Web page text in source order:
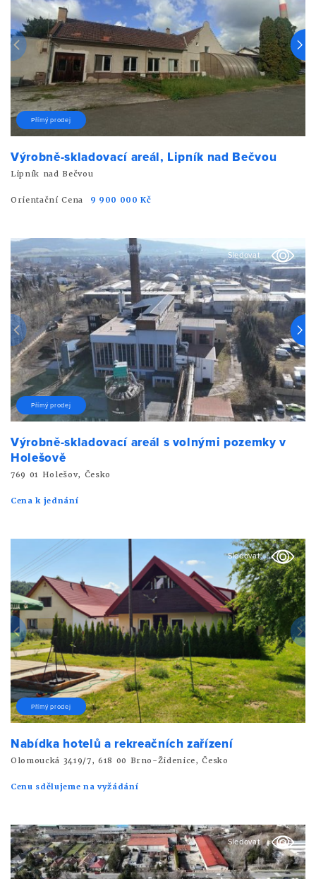
Přímý prodej
Výrobně-skladovací areál, Lipník nad Bečvou
Lipník nad Bečvou
Orientační Cena 9 900 000 Kč
Sledovat
Přímý prodej
Výrobně-skladovací areál s volnými pozemky v
Holešově
769 01 Holešov, Česko
Cena k jednání
Sledovat
Přímý prodej
Nabídka hotelů a rekreačních zařízení
Olomoucká 3419/7, 618 00 Brno-Židenice, Česko
Cenu sdělujeme na vyžádání
Sledovat